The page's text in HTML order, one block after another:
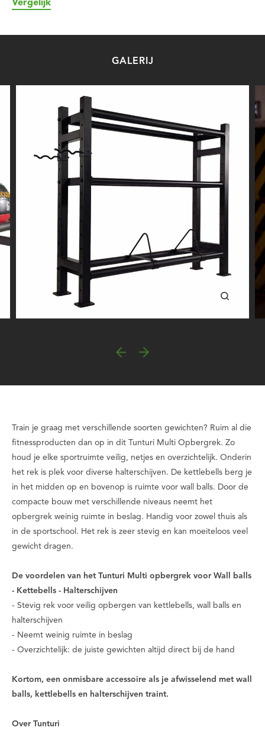
Vergelijk
GALERIJ
Train je graag met verschillende soorten gewichten? Ruim al die
fitnessproducten dan op in dit Tunturi Multi Opbergrek. Zo
houd je elke sportruimte veilig, netjes en overzichtelijk. Onderin
het rek is plek voor diverse halterschijven. De kettlebells berg je
in het midden op en bovenop is ruimte voor wall balls. Door de
compacte bouw met verschillende niveaus neemt het
opbergrek weinig ruimte in beslag. Handig voor zowel thuis als
in de sportschool. Het rek is zeer stevig en kan moeiteloos veel
gewicht dragen.
De voordelen van het Tunturi Multi opbergrek voor Wall balls
- Kettebells - Halterschijven
- Stevig rek voor veilig opbergen van kettlebells, wall balls en
halterschijven
- Neemt weinig ruimte in beslag
- Overzichtelijk: de juiste gewichten altijd direct bij de hand
Kortom, een onmisbare accessoire als je afwisselend met wall
balls, kettlebells en halterschijven traint.
Over Tunturi